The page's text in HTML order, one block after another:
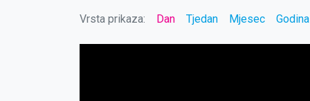
Vrsta prikaza: Dan Tjedan Mjesec Godina